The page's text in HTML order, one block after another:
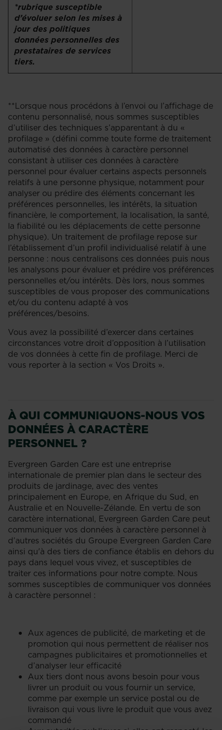
*rubrique susceptible
d’évoluer selon les mises à
jour des politiques
données personnelles des
prestataires de services
tiers.
**Lorsque nous procédons à l’envoi ou l’affichage de
contenu personnalisé, nous sommes susceptibles
d’utiliser des techniques s’apparentant à du «
profilage » (défini comme toute forme de traitement
automatisé des données à caractère personnel
consistant à utiliser ces données à caractère
personnel pour évaluer certains aspects personnels
relatifs à une personne physique, notamment pour
analyser ou prédire des éléments concernant les
préférences personnelles, les intérêts, la situation
financière, le comportement, la localisation, la santé,
la fiabilité ou les déplacements de cette personne
physique). Un traitement de profilage repose sur
l’établissement d’un profil individualisé relatif à une
personne : nous centralisons ces données puis nous
les analysons pour évaluer et prédire vos préférences
personnelles et/ou intérêts. Dès lors, nous sommes
susceptibles de vous proposer des communications
et/ou du contenu adapté à vos
préférences/besoins.
Vous avez la possibilité d’exercer dans certaines
circonstances votre droit d’opposition à l’utilisation
de vos données à cette fin de profilage. Merci de
vous reporter à la section « Vos Droits ».
À QUI COMMUNIQUONS-NOUS VOS
DONNÉES À CARACTÈRE
PERSONNEL ?
Evergreen Garden Care est une entreprise
internationale de premier plan dans le secteur des
produits de jardinage, avec des ventes
principalement en Europe, en Afrique du Sud, en
Australie et en Nouvelle-Zélande. En vertu de son
caractère international, Evergreen Garden Care peut
communiquer vos données à caractère personnel à
d’autres sociétés du Groupe Evergreen Garden Care
ainsi qu'à des tiers de confiance établis en dehors du
pays dans lequel vous vivez, et susceptibles de
traiter ces informations pour notre compte. Nous
sommes susceptibles de communiquer vos données
à caractère personnel :
Aux agences de publicité, de marketing et de
promotion qui nous permettent de réaliser nos
campagnes publicitaires et promotionnelles et
d’analyser leur efficacité
Aux tiers dont nous avons besoin pour vous
livrer un produit ou vous fournir un service,
comme par exemple un service postal ou de
livraison qui vous livre le produit que vous avez
commandé